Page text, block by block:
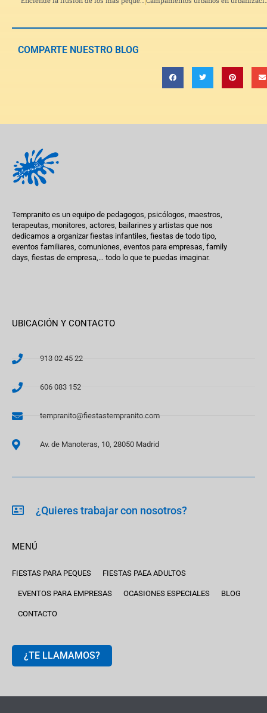
COMPARTE NUESTRO BLOG
Tempranito es un equipo de pedagogos, psicólogos, maestros,
terapeutas, monitores, actores, bailarines y artistas que nos
dedicamos a organizar fiestas infantiles, fiestas de todo tipo,
eventos familiares, comuniones, eventos para empresas, family
days, fiestas de empresa,… todo lo que te puedas imaginar.
UBICACIÓN Y CONTACTO
913 02 45 22
606 083 152
tempranito@fiestastempranito.com
Av. de Manoteras, 10, 28050 Madrid
¿Quieres trabajar con nosotros?
MENÚ
FIESTAS PARA PEQUES FIESTAS PAEA ADULTOS
EVENTOS PARA EMPRESAS OCASIONES ESPECIALES BLOG
CONTACTO
¿TE LLAMAMOS?